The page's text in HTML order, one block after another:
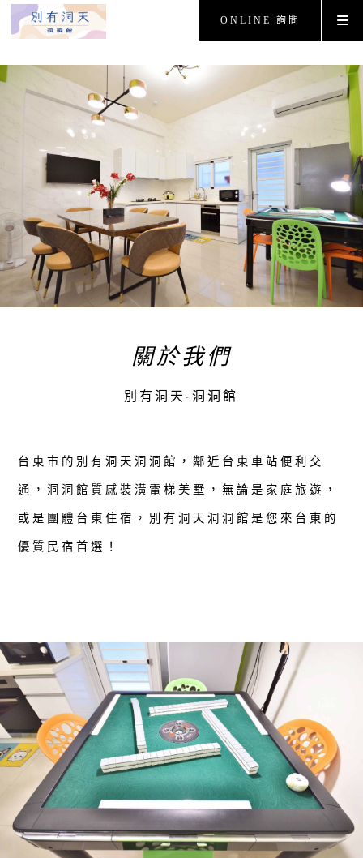
ONLINE 詢問
關於我們
別有洞天-洞洞館
台東市的別有洞天洞洞館，鄰近台東車站便利交
通，洞洞館質感裝潢電梯美墅，無論是家庭旅遊，
或是團體台東住宿，別有洞天洞洞館是您來台東的
優質民宿首選！